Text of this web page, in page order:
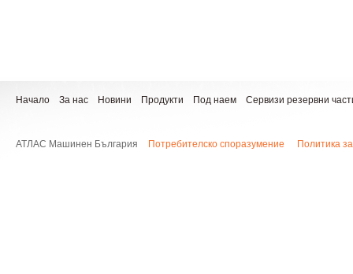
Начало За нас Новини Продукти Под наем Сервизи резервни
АТЛАС Машинен България Потребителско споразумение Политика